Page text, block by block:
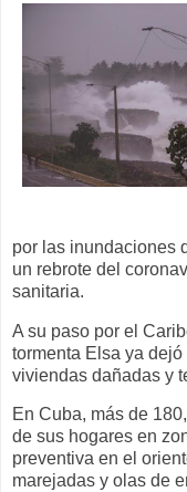
por las inundaciones
un rebrote del
sanitaria.
A su paso por el
tormenta Elsa ya
viviendas dañadas y
En Cuba, más de
de sus hogares en
preventiva en el
marejadas y olas de